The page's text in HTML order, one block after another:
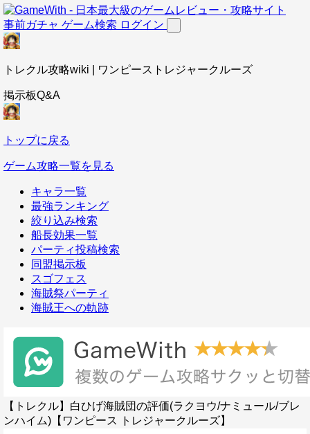
事前ガチャ ゲーム検索 ログイン
トレクル攻略wiki | ワンピーストレジャークルーズ
掲示板Q&A
トップに戻る
ゲーム攻略一覧を見る
キャラ一覧
最強ランキング
絞り込み検索
船長効果一覧
パーティ投稿検索
同盟掲示板
スゴフェス
海賊祭パーティ
海賊王への軌跡
【トレクル】白ひげ海賊団の評価(ラクヨウ/ナミュール/ブレ
ンハイム)【ワンピース トレジャークルーズ】